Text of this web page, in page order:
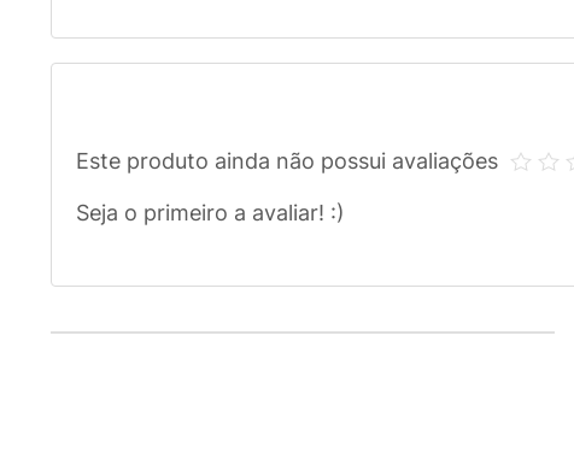
Este produto ainda não possui avaliações
Seja o primeiro a avaliar! :)